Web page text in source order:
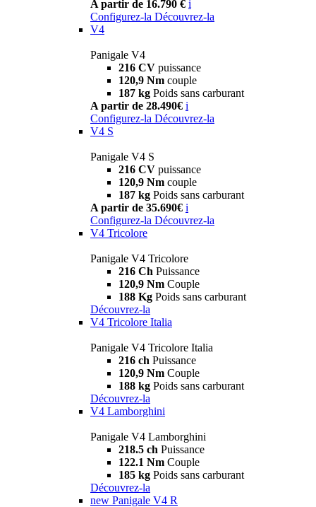
A partir de 16.790 € i
Configurez-la Découvrez-la
V4
Panigale V4
216 CV puissance
120,9 Nm couple
187 kg Poids sans carburant
A partir de 28.490€ i
Configurez-la Découvrez-la
V4 S
Panigale V4 S
216 CV puissance
120,9 Nm couple
187 kg Poids sans carburant
A partir de 35.690€ i
Configurez-la Découvrez-la
V4 Tricolore
Panigale V4 Tricolore
216 Ch Puissance
120,9 Nm Couple
188 Kg Poids sans carburant
Découvrez-la
V4 Tricolore Italia
Panigale V4 Tricolore Italia
216 ch Puissance
120,9 Nm Couple
188 kg Poids sans carburant
Découvrez-la
V4 Lamborghini
Panigale V4 Lamborghini
218.5 ch Puissance
122.1 Nm Couple
185 kg Poids sans carburant
Découvrez-la
new Panigale V4 R